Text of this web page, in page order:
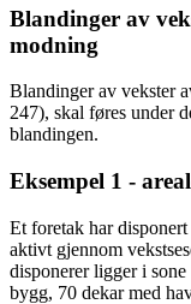
Blandinger av
modning
Blandinger av vekster
247), skal føres under
blandingen.
Eksempel 1 -
Et foretak har
aktivt gjennom
disponerer ligger i
bygg, 70 dekar med